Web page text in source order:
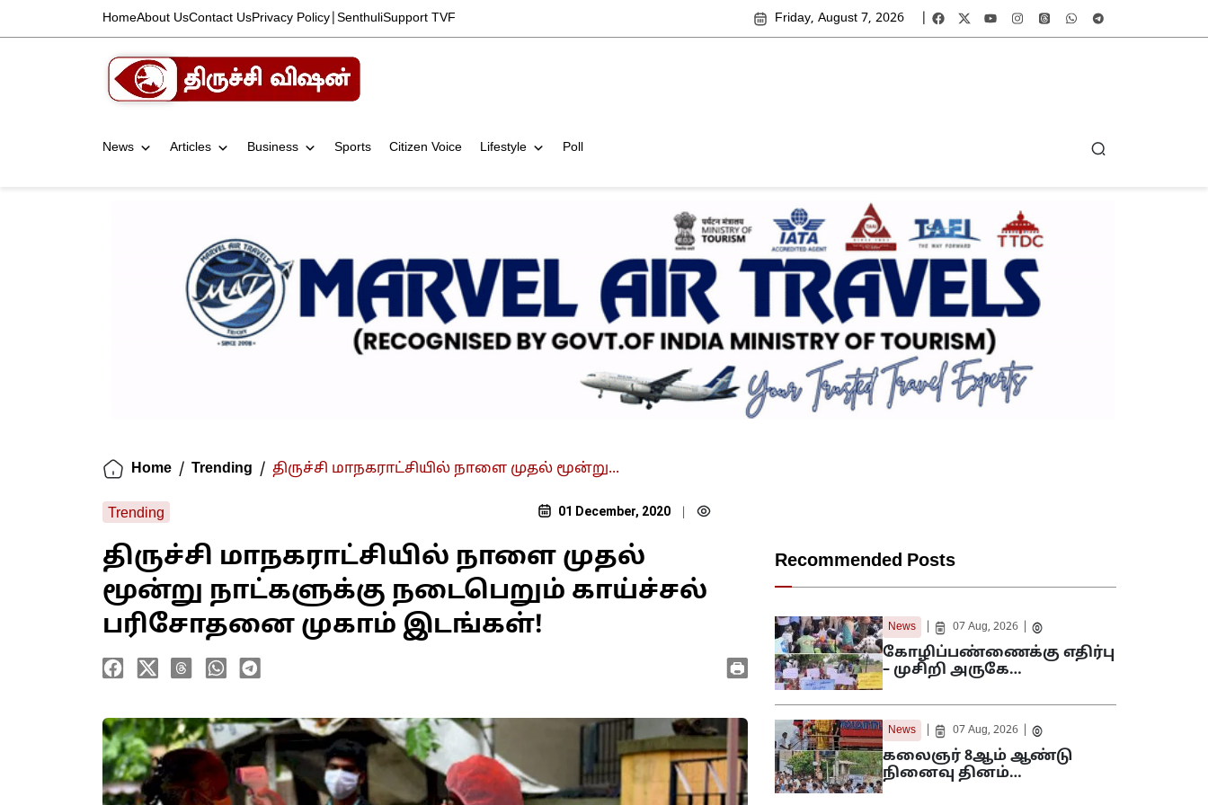
HomeAbout UsContact UsPrivacy Policy SenthuliSupport TVF Friday, August 7, 2026
News Articles Business Sports Citizen Voice Lifestyle Poll
Home / Trending / திருச்சி மாநகராட்சியில் நாளை முதல் மூன்று...
Trending 01 December, 2020
திருச்சி மாநகராட்சியில் நாளை முதல்
மூன்று நாட்களுக்கு நடைபெறும் காய்ச்சல்
பரிசோதனை முகாம் இடங்கள்!
Recommended Posts
News 07 Aug, 2026
கோழிப்பண்ணைக்கு எதிர்பு
– முசிறி அருகே…
News 07 Aug, 2026
கலைஞர் 8ஆம் ஆண்டு
நினைவு தினம்…